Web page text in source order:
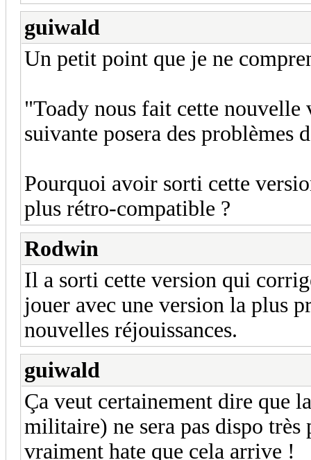
guiwald
Un petit point que je ne
"Toady nous fait cette
suivante posera des problèmes
Pourquoi avoir sorti cette
plus rétro-compatible ?
Rodwin
Il a sorti cette version qui
jouer avec une version la plus
nouvelles réjouissances.
guiwald
Ça veut certainement dire que
militaire) ne sera pas dispo
vraiment hate que cela arrive !